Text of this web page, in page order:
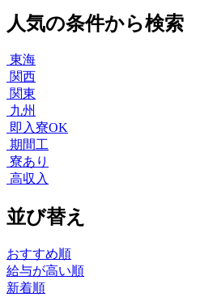
人気の条件から検索
東海
関西
関東
九州
即入寮OK
期間工
寮あり
高収入
並び替え
おすすめ順
給与が高い順
新着順